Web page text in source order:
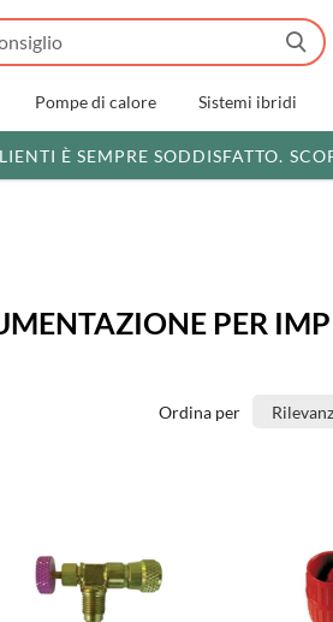
Pompe di calore Sistemi ibridi
È SEMPRE SODDISFATTO.
PER
Ordina per